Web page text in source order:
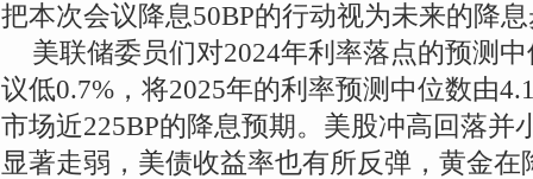
把本次会议降息50BP的行动视为未来的降
美联储委员们对2024年利率落点的预测
议低0.7%，将2025年的利率预测中位数由
市场近225BP的降息预期。美股冲高回落并
显著走弱，美债收益率也有所反弹，黄金